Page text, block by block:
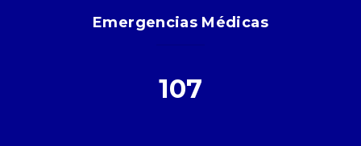
Emergencias Médicas
107